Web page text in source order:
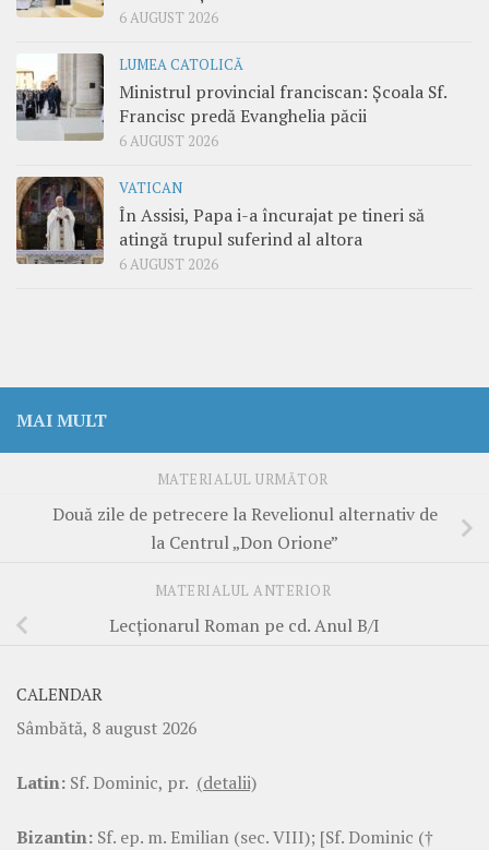
6 AUGUST 2026
LUMEA CATOLICĂ
Ministrul provincial franciscan: Școala Sf.
Francisc predă Evanghelia păcii
6 AUGUST 2026
VATICAN
În Assisi, Papa i-a încurajat pe tineri să
atingă trupul suferind al altora
6 AUGUST 2026
MAI MULT
MATERIALUL URMĂTOR
Două zile de petrecere la Revelionul alternativ de
la Centrul „Don Orione”
MATERIALUL ANTERIOR
Lecţionarul Roman pe cd. Anul B/I
CALENDAR
Sâmbătă, 8 august 2026
Latin: Sf. Dominic, pr. (detalii)
Bizantin: Sf. ep. m. Emilian (sec. VIII); [Sf. Dominic (†